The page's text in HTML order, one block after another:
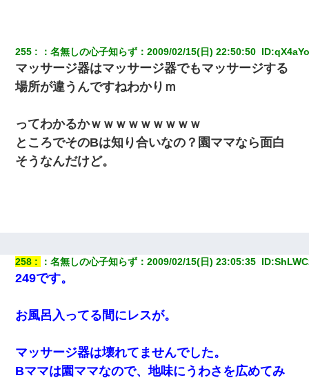
ｗｗｗｗｗｗｗｗ
【ワロタ】姉から「肉食系14才、乳丸出し、毛はうっすら生えか
医者「糖尿病で余命1年です」 ワイ「知らんわｗどうせ死ぬなら
食べる量増やすわｗ」→結果ｗｗｗｗｗ
22歳の頃、父に36歳の男性とお見合いをしてくれと頼まれた。父
の親会社の経営者の息子さんだったので、父も喜んで私の写真を
送ったんだが→
ホテルに泊まったんだけど従業員が最悪だった。折角の旅行で何
小2の頃、妹と昼寝してたら家が火事になってて気づくと逃げ場が
なかった。妹を抱き締めて「ﾀﾋんじゃうよ」って泣いてたら…
255 ：名無しの心子知らず ：2009/02/15(日) 22:50:50 ID:
マッサージ器はマッサージ器でもマッサージする
場所が違うんですねわかりｍ
ってわかるかｗｗｗｗｗｗｗｗｗ
ところでそのBは知り合いなの？園ママなら面白
そうなんだけど。
258 ：名無しの心子知らず ：2009/02/15(日) 23:05:35 ID:
249です。
お風呂入ってる間にレスが。
マッサージ器は壊れてませんでした。
Bママは園ママなので、地味にうわさを広めてみ